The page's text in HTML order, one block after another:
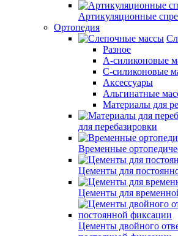
Артикуляционные
Ортопедия
Разное
А-силиконовые
С-силиконовые
Аксессуары
Альгинатные
Материалы для
для перебазировки
Временные
Цементы для
Цементы для
Цементы двойного